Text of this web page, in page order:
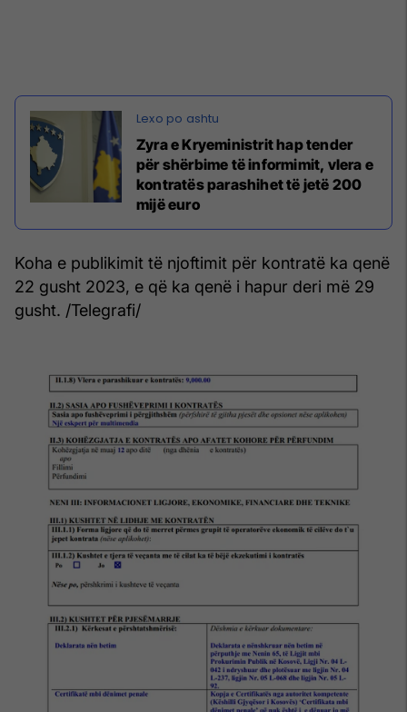
Zyra e Kryeministrit hap tender
për shërbime të informimit, vlera e
kontratës parashihet të jetë 200
mijë euro
Koha e publikimit të njoftimit për kontratë ka qenë
22 gusht 2023, e që ka qenë i hapur deri më 29
gusht. /Telegrafi/